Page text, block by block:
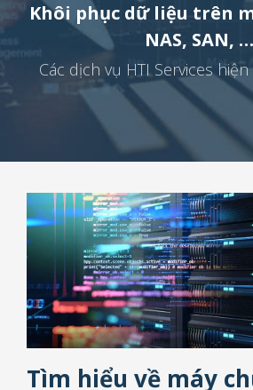
Khôi phục dữ liệu trên
NAS, SAN, …
Các dịch vụ HTI Services
Tìm hiểu về máy